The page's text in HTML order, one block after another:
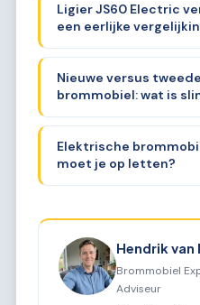
Ligier JS60 Electric
een eerlijke
Nieuwe versus
brommobiel: wat is
Elektrische
moet je op letten?
Hendrik van
Brommobiel
Adviseur